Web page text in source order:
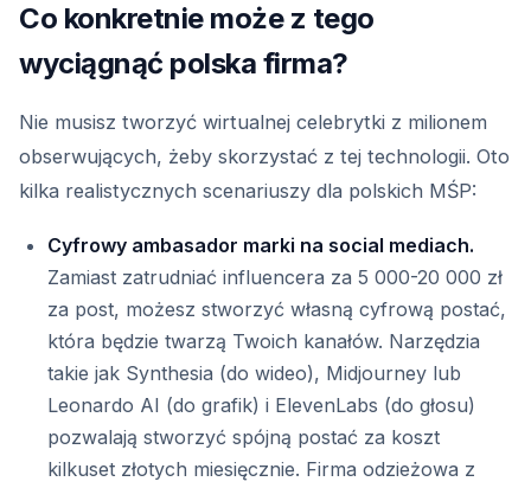
Co konkretnie może z tego
wyciągnąć polska firma?
Nie musisz tworzyć wirtualnej celebrytki z milionem
obserwujących, żeby skorzystać z tej technologii. Oto
kilka realistycznych scenariuszy dla polskich MŚP:
Cyfrowy ambasador marki na social mediach.
Zamiast zatrudniać influencera za 5 000-20 000 zł
za post, możesz stworzyć własną cyfrową postać,
która będzie twarzą Twoich kanałów. Narzędzia
takie jak Synthesia (do wideo), Midjourney lub
Leonardo AI (do grafik) i ElevenLabs (do głosu)
pozwalają stworzyć spójną postać za koszt
kilkuset złotych miesięcznie. Firma odzieżowa z